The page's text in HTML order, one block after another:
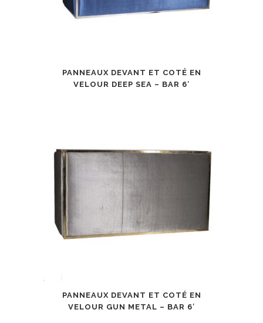
PANNEAUX DEVANT ET COTÉ EN
VELOUR DEEP SEA – BAR 6′
PANNEAUX DEVANT ET COTÉ EN
VELOUR GUN METAL – BAR 6′